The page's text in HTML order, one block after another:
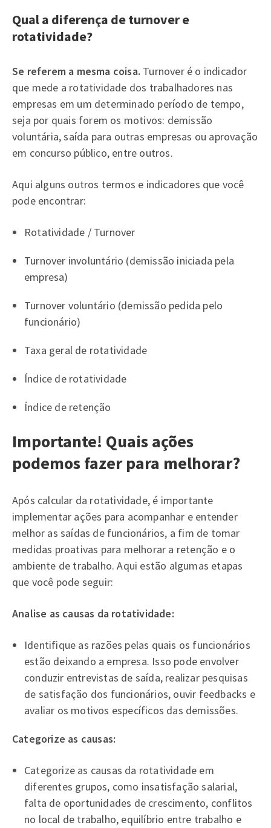
Qual a diferença de turnover e
rotatividade?
Se referem a mesma coisa. Turnover é o indicador
que mede a rotatividade dos trabalhadores nas
empresas em um determinado período de tempo,
seja por quais forem os motivos: demissão
voluntária, saída para outras empresas ou aprovação
em concurso público, entre outros.
Aqui alguns outros termos e indicadores que você
pode encontrar:
Rotatividade / Turnover
Turnover involuntário (demissão iniciada pela
empresa)
Turnover voluntário (demissão pedida pelo
funcionário)
Taxa geral de rotatividade
Índice de rotatividade
Índice de retenção
Importante! Quais ações
podemos fazer para melhorar?
Após calcular da rotatividade, é importante
implementar ações para acompanhar e entender
melhor as saídas de funcionários, a fim de tomar
medidas proativas para melhorar a retenção e o
ambiente de trabalho. Aqui estão algumas etapas
que você pode seguir:
Analise as causas da rotatividade:
Identifique as razões pelas quais os funcionários
estão deixando a empresa. Isso pode envolver
conduzir entrevistas de saída, realizar pesquisas
de satisfação dos funcionários, ouvir feedbacks e
avaliar os motivos específicos das demissões.
Categorize as causas:
Categorize as causas da rotatividade em
diferentes grupos, como insatisfação salarial,
falta de oportunidades de crescimento, conflitos
no local de trabalho, equilíbrio entre trabalho e